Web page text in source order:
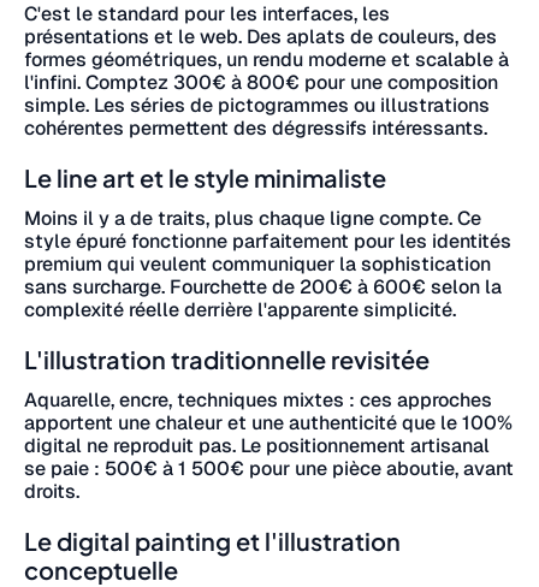
C'est le standard pour les interfaces, les
présentations et le web. Des aplats de couleurs, des
formes géométriques, un rendu moderne et scalable à
l'infini. Comptez 300€ à 800€ pour une composition
simple. Les séries de pictogrammes ou illustrations
cohérentes permettent des dégressifs intéressants.
Le line art et le style minimaliste
Moins il y a de traits, plus chaque ligne compte. Ce
style épuré fonctionne parfaitement pour les identités
premium qui veulent communiquer la sophistication
sans surcharge. Fourchette de 200€ à 600€ selon la
complexité réelle derrière l'apparente simplicité.
L'illustration traditionnelle revisitée
Aquarelle, encre, techniques mixtes : ces approches
apportent une chaleur et une authenticité que le 100%
digital ne reproduit pas. Le positionnement artisanal
se paie : 500€ à 1 500€ pour une pièce aboutie, avant
droits.
Le digital painting et l'illustration
conceptuelle